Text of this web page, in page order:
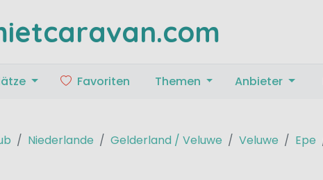
Favoriten Themen Anbieter
Niederlande Gelderland / Veluwe Veluwe Epe